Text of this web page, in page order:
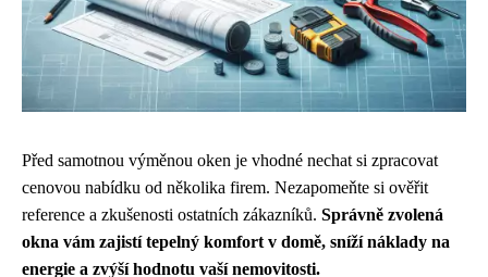
Před samotnou výměnou oken je vhodné nechat si zpracovat
cenovou nabídku od několika firem. Nezapomeňte si ověřit
reference a zkušenosti ostatních zákazníků. Správně zvolená
okna vám zajistí tepelný komfort v domě, sníží náklady na
energie a zvýší hodnotu vaší nemovitosti.